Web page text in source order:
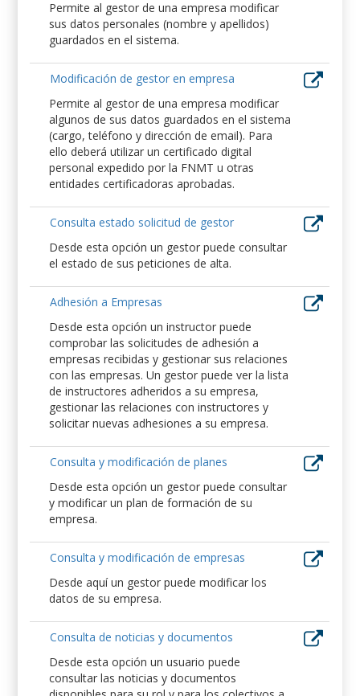
Permite al gestor de una empresa modificar
sus datos personales (nombre y apellidos)
guardados en el sistema.
Modificación de gestor en empresa
Permite al gestor de una empresa modificar
algunos de sus datos guardados en el sistema
(cargo, teléfono y dirección de email). Para
ello deberá utilizar un certificado digital
personal expedido por la FNMT u otras
entidades certificadoras aprobadas.
Consulta estado solicitud de gestor
Desde esta opción un gestor puede consultar
el estado de sus peticiones de alta.
Adhesión a Empresas
Desde esta opción un instructor puede
comprobar las solicitudes de adhesión a
empresas recibidas y gestionar sus relaciones
con las empresas. Un gestor puede ver la lista
de instructores adheridos a su empresa,
gestionar las relaciones con instructores y
solicitar nuevas adhesiones a su empresa.
Consulta y modificación de planes
Desde esta opción un gestor puede consultar
y modificar un plan de formación de su
empresa.
Consulta y modificación de empresas
Desde aquí un gestor puede modificar los
datos de su empresa.
Consulta de noticias y documentos
Desde esta opción un usuario puede
consultar las noticias y documentos